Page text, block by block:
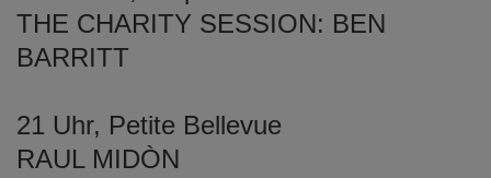
THE CHARITY SESSION: BEN
BARRITT
21 Uhr, Petite Bellevue
RAUL MIDÒN